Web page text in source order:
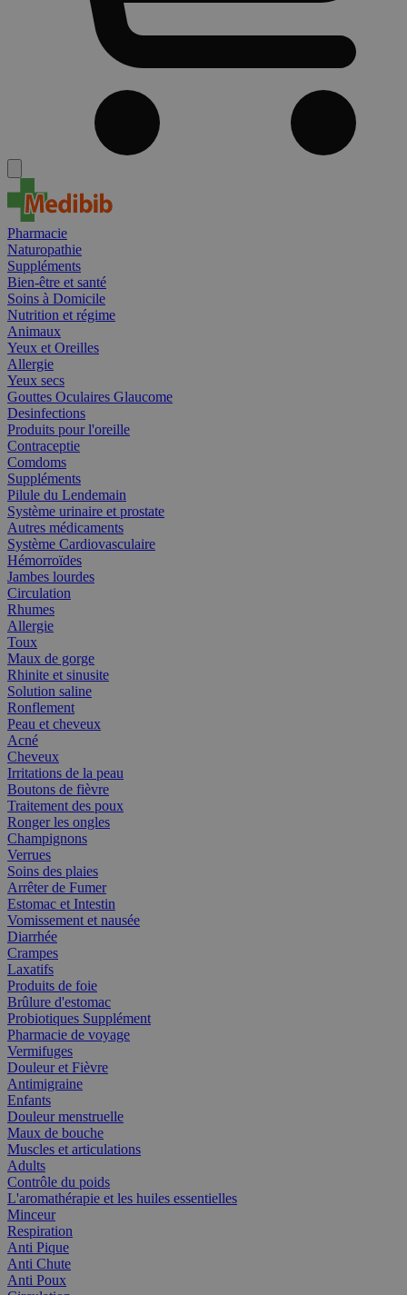
Pharmacie
Naturopathie
Suppléments
Bien-être et santé
Soins à Domicile
Nutrition et régime
Animaux
Yeux et Oreilles
Allergie
Yeux secs
Gouttes Oculaires Glaucome
Desinfections
Produits pour l'oreille
Contraceptie
Comdoms
Suppléments
Pilule du Lendemain
Système urinaire et prostate
Autres médicaments
Système Cardiovasculaire
Hémorroïdes
Jambes lourdes
Circulation
Rhumes
Allergie
Toux
Maux de gorge
Rhinite et sinusite
Solution saline
Ronflement
Peau et cheveux
Acné
Cheveux
Irritations de la peau
Boutons de fièvre
Traitement des poux
Ronger les ongles
Champignons
Verrues
Soins des plaies
Arrêter de Fumer
Estomac et Intestin
Vomissement et nausée
Diarrhée
Crampes
Laxatifs
Produits de foie
Brûlure d'estomac
Probiotiques Supplément
Pharmacie de voyage
Vermifuges
Douleur et Fièvre
Antimigraine
Enfants
Douleur menstruelle
Maux de bouche
Muscles et articulations
Adults
Contrôle du poids
L'aromathérapie et les huiles essentielles
Minceur
Respiration
Anti Pique
Anti Chute
Anti Poux